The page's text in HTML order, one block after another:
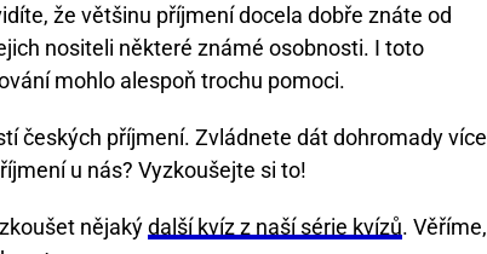
že většinu příjmení docela dobře znáte od
nositeli některé známé osobnosti. I toto
mohlo alespoň trochu pomoci.
českých příjmení. Zvládnete dát dohromady více
u nás? Vyzkoušejte si to!
nějaký další kvíz z naší série kvízů. Věříme,